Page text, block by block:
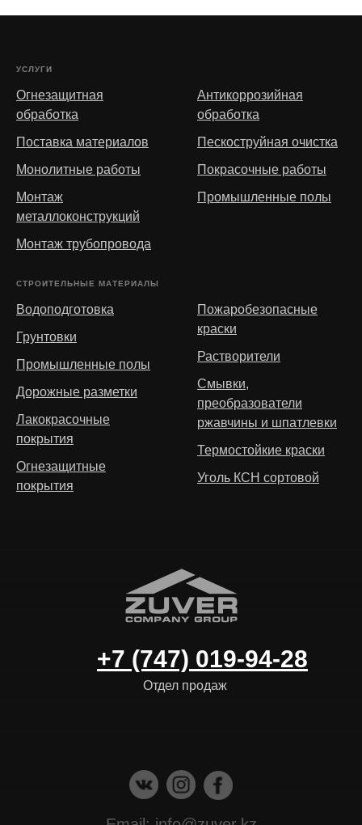
УСЛУГИ
Огнезащитная
обработка
Поставка материалов
Монолитные работы
Монтаж
металлоконструкций
Монтаж трубопровода
Антикоррозийная
обработка
Пескоструйная очистка
Покрасочные работы
Промышленные полы
СТРОИТЕЛЬНЫЕ МАТЕРИАЛЫ
Водоподготовка
Грунтовки
Промышленные полы
Дорожные разметки
Лакокрасочные
покрытия
Огнезащитные
покрытия
Пожаробезопасные
краски
Растворители
Смывки,
преобразователи
ржавчины и шпатлевки
Термостойкие краски
Уголь КСН сортовой
+7 (747) 019-94-28
Отдел продаж